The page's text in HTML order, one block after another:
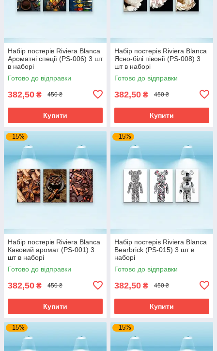
Набір постерів Riviera Blanca
Ароматні спеції (PS-006) 3 шт
в наборі
Готово до відправки
382,50 ₴ 450 ₴
Купити
Набір постерів Riviera Blanca
Ясно-білі півонії (PS-008) 3
шт в наборі
Готово до відправки
382,50 ₴ 450 ₴
Купити
–15%
Набір постерів Riviera Blanca
Кавовий аромат (PS-001) 3
шт в наборі
Готово до відправки
382,50 ₴ 450 ₴
Купити
–15%
Набір постерів Riviera Blanca
Bearbrick (PS-015) 3 шт в
наборі
Готово до відправки
382,50 ₴ 450 ₴
Купити
–15% –15%